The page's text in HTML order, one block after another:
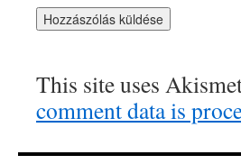
This site uses
comment data is